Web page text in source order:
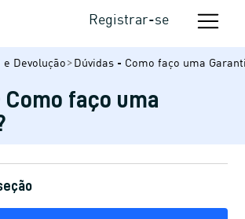
Registrar-se
e Devolução Dúvidas - Como faço uma
Como faço uma